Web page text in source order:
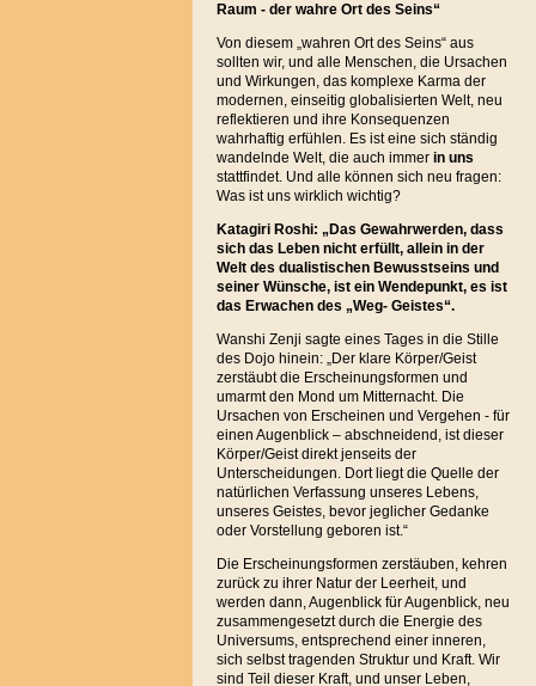
Raum - der wahre Ort des Seins“
Von diesem „wahren Ort des Seins“ aus
sollten wir, und alle Menschen, die Ursachen
und Wirkungen, das komplexe Karma der
modernen, einseitig globalisierten Welt, neu
reflektieren und ihre Konsequenzen
wahrhaftig erfühlen. Es ist eine sich ständig
wandelnde Welt, die auch immer in uns
stattfindet. Und alle können sich neu fragen:
Was ist uns wirklich wichtig?
Katagiri Roshi: „Das Gewahrwerden, dass
sich das Leben nicht erfüllt, allein in der
Welt des dualistischen Bewusstseins und
seiner Wünsche, ist ein Wendepunkt, es ist
das Erwachen des „Weg- Geistes“.
Wanshi Zenji sagte eines Tages in die Stille
des Dojo hinein: „Der klare Körper/Geist
zerstäubt die Erscheinungsformen und
umarmt den Mond um Mitternacht. Die
Ursachen von Erscheinen und Vergehen - für
einen Augenblick – abschneidend, ist dieser
Körper/Geist direkt jenseits der
Unterscheidungen. Dort liegt die Quelle der
natürlichen Verfassung unseres Lebens,
unseres Geistes, bevor jeglicher Gedanke
oder Vorstellung geboren ist.“
Die Erscheinungsformen zerstäuben, kehren
zurück zu ihrer Natur der Leerheit, und
werden dann, Augenblick für Augenblick, neu
zusammengesetzt durch die Energie des
Universums, entsprechend einer inneren,
sich selbst tragenden Struktur und Kraft. Wir
sind Teil dieser Kraft, und unser Leben,